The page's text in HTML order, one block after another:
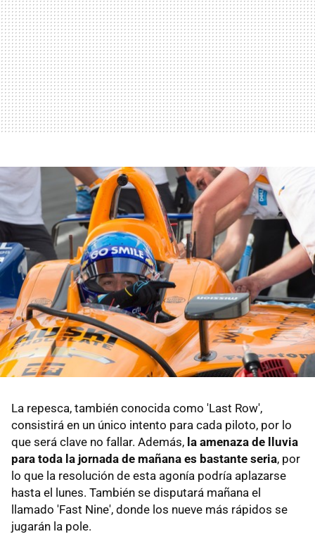
La repesca, también conocida como 'Last Row',
consistirá en un único intento para cada piloto, por lo
que será clave no fallar. Además, la amenaza de lluvia
para toda la jornada de mañana es bastante seria, por
lo que la resolución de esta agonía podría aplazarse
hasta el lunes. También se disputará mañana el
llamado 'Fast Nine', donde los nueve más rápidos se
jugarán la pole.